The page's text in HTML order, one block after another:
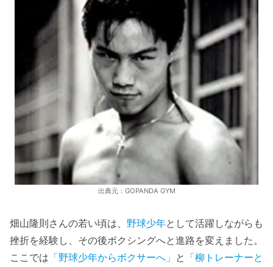
出典元：GOPANDA GYM
畑山隆則さんの若い頃は、 野球少年として活躍しながらも
挫折を経験し、その後ボクシングへと進路を変えました。
ここでは 「野球少年からボクサーへ」 と 「柳トレーナーと